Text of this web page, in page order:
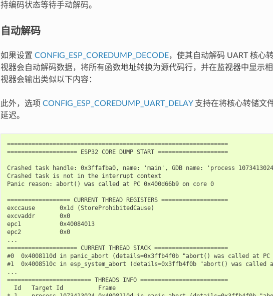
持编码状态等待手动解码。
自动解码
如果设置 CONFIG_ESP_COREDUMP_DECODE，使其自动解码 UART 核心
视器会自动解码数据，将所有函数地址转换为源代码行，并在监视器中显示
视器会输出类似以下内容：
此外，选项 CONFIG_ESP_COREDUMP_UART_DELAY支持在将核心转储文
延迟。
===============================================================
==================== ESP32 CORE DUMP START ====================
Crashed task handle: 0x3ffafba0, name: 'main', GDB name: 'process
Crashed task is not in the interrupt context
Panic reason: abort() was called at PC 0x400d66b9 on core 0
================== CURRENT THREAD REGISTERS ===================
exccause       0x1d (StoreProhibitedCause)
excvaddr       0x0
epc1           0x40084013
epc2           0x0
...
==================== CURRENT THREAD STACK =====================
#0  0x4008110d in panic_abort (details=0x3ffb4f0b "abort() was called at
#1  0x4008510c in esp_system_abort (details=0x3ffb4f0b "abort() was called
...
======================== THREADS INFO =========================
  Id   Target Id          Frame